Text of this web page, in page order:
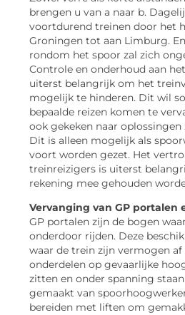
brengen u van a naar b.
voortdurend treinen door het
Groningen tot aan Limburg.
rondom het spoor zal zich
Controle en onderhoud aan
uiterst belangrijk om het
mogelijk te hinderen. Dit wil
bepaalde reizen komen te
ook gekeken naar oplossingen
Dit is alleen mogelijk als
voort worden gezet. Het
treinreizigers is uiterst
rekening mee gehouden
Vervanging van GP portalen
GP portalen zijn de bogen
onderdoor rijden. Deze
waar de trein zijn vermogen
onderdelen op gevaarlijke
zitten en onder spanning
gemaakt van
bereiden met liften om